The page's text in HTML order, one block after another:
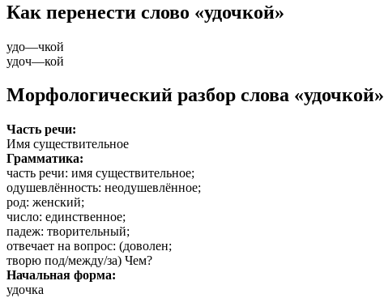
Как перенести слово «удочкой»
удо—чкой
удоч—кой
Морфологический разбор слова «удочкой»
Часть речи:
Имя существительное
Грамматика:
часть речи: имя существительное;
одушевлённость: неодушевлённое;
род: женский;
число: единственное;
падеж: творительный;
отвечает на вопрос: (доволен;
творю под/между/за) Чем?
Начальная форма:
удочка